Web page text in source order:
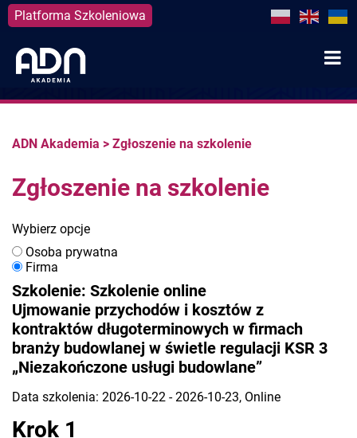
Platforma Szkoleniowa
content
ADN Akademia > Zgłoszenie na szkolenie
Zgłoszenie na szkolenie
Wybierz opcje
Osoba prywatna
Firma
Szkolenie: Szkolenie online
Ujmowanie przychodów i kosztów z
kontraktów długoterminowych w firmach
branży budowlanej w świetle regulacji KSR 3
„Niezakończone usługi budowlane”
Data szkolenia: 2026-10-22 - 2026-10-23, Online
Krok 1